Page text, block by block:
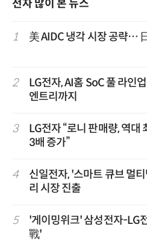
전자 많이 본 뉴스
1 美 AIDC 냉각 시장 공략…
2
LG전자, AI홈 SoC 풀 라인
엔트리까지
3
LG전자 “로니 판매량, 역
3배 증가”
4
신일전자, '스마트 큐브 멀
리 시장 진출
5
'게이밍위크' 삼성전자-LG
戰'